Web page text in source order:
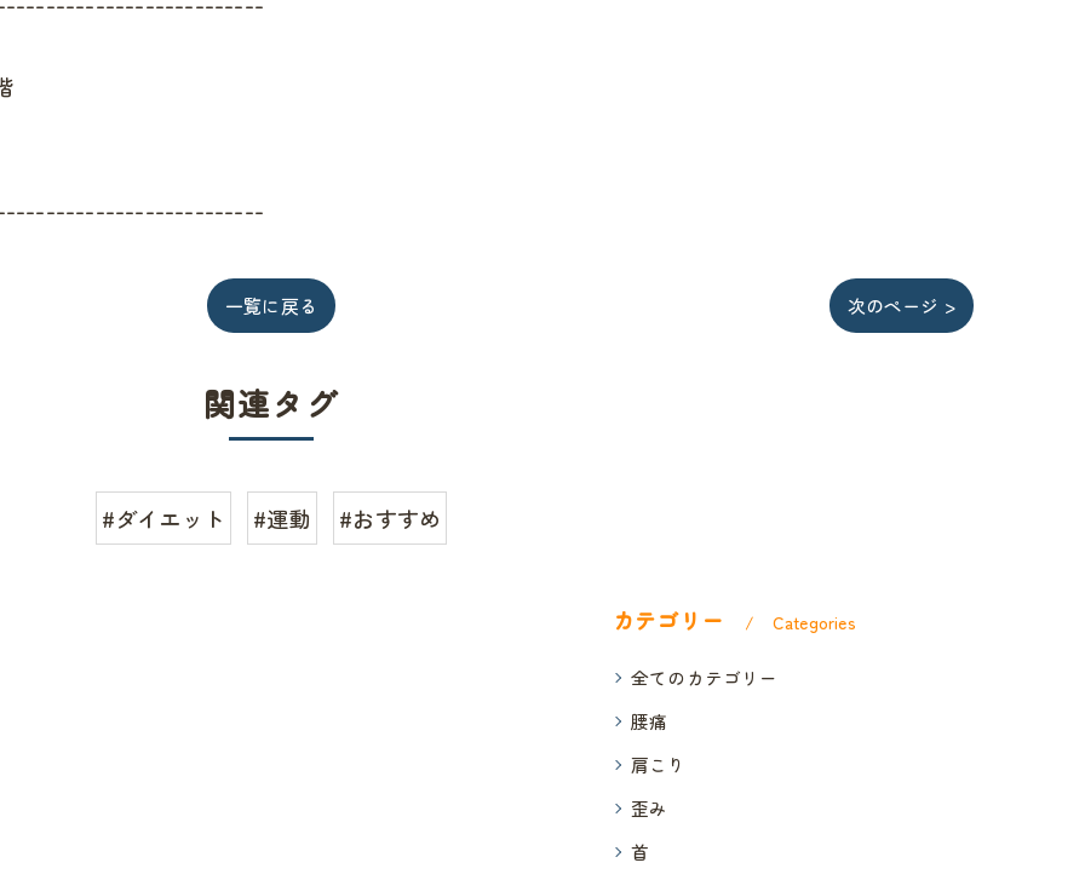
一覧に戻る 次のページ >
関連タグ
#ダイエット #運動 #おすすめ
カテゴリー Categories
全てのカテゴリー
腰痛
肩こり
歪み
首